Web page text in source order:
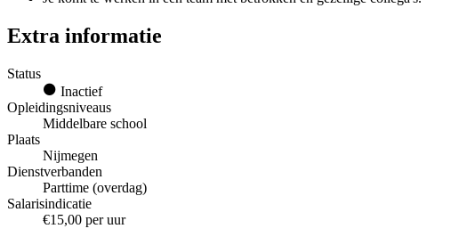
Extra informatie
Status
Inactief
Opleidingsniveaus
Middelbare school
Plaats
Nijmegen
Dienstverbanden
Parttime (overdag)
Salarisindicatie
€15,00 per uur